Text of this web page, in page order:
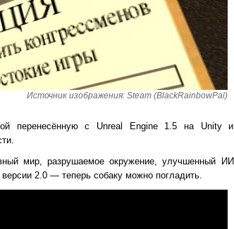
Источник изображения: Steam (BlackRainbowPal)
перенесённую с Unreal Engine 1.5 на Unity и
мир, разрушаемое окружение, улучшенный ИИ
2.0 — теперь собаку можно погладить.